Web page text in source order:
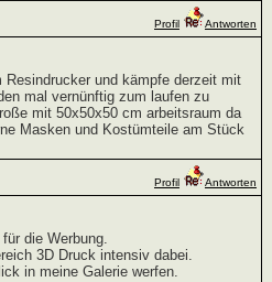
Profil Antworten
und kämpfe derzeit mit
mal vernünftig zum laufen zu
mit 50x50x50 cm arbeitsraum da
Masken und Kostümteile am Stück
Profil
Antworten
die Werbung.
3D Druck intensiv dabei.
in meine Galerie werfen.